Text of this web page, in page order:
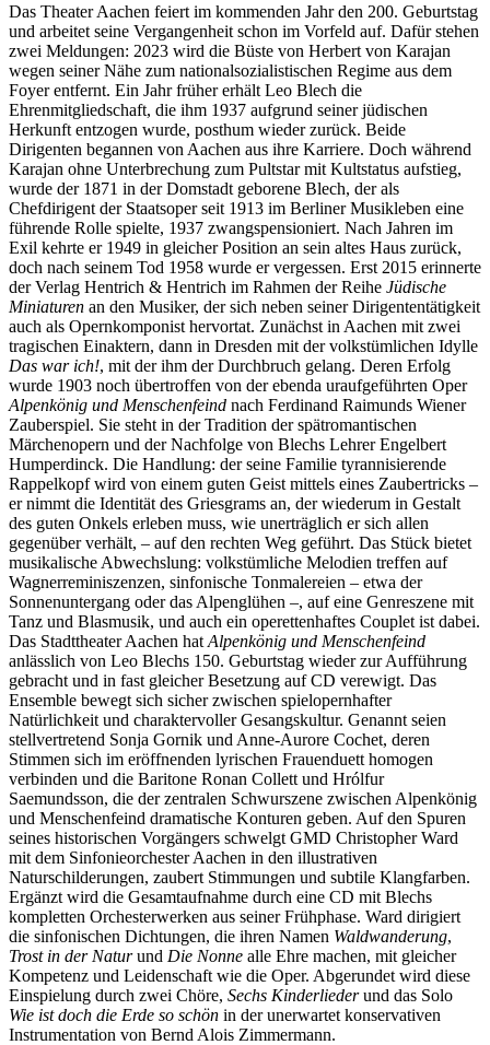
Das Theater Aachen feiert im kommenden Jahr den 200. Geburtstag
und arbeitet seine Vergangenheit schon im Vorfeld auf. Dafür stehen
zwei Meldungen: 2023 wird die Büste von Herbert von Karajan
wegen seiner Nähe zum nationalsozialistischen Regime aus dem
Foyer entfernt. Ein Jahr früher erhält Leo Blech die
Ehrenmitgliedschaft, die ihm 1937 aufgrund seiner jüdischen
Herkunft entzogen wurde, posthum wieder zurück. Beide
Dirigenten begannen von Aachen aus ihre Karriere. Doch während
Karajan ohne Unterbrechung zum Pultstar mit Kultstatus aufstieg,
wurde der 1871 in der Domstadt geborene Blech, der als
Chefdirigent der Staatsoper seit 1913 im Berliner Musikleben eine
führende Rolle spielte, 1937 zwangspensioniert. Nach Jahren im
Exil kehrte er 1949 in gleicher Position an sein altes Haus zurück,
doch nach seinem Tod 1958 wurde er vergessen. Erst 2015 erinnerte
der Verlag Hentrich & Hentrich im Rahmen der Reihe Jüdische
Miniaturen an den Musiker, der sich neben seiner Dirigententätigkeit
auch als Opernkomponist hervortat. Zunächst in Aachen mit zwei
tragischen Einaktern, dann in Dresden mit der volkstümlichen Idylle
Das war ich!, mit der ihm der Durchbruch gelang. Deren Erfolg
wurde 1903 noch übertroffen von der ebenda uraufgeführten Oper
Alpenkönig und Menschenfeind nach Ferdinand Raimunds Wiener
Zauberspiel. Sie steht in der Tradition der spätromantischen
Märchenopern und der Nachfolge von Blechs Lehrer Engelbert
Humperdinck. Die Handlung: der seine Familie tyrannisierende
Rappelkopf wird von einem guten Geist mittels eines Zaubertricks –
er nimmt die Identität des Griesgrams an, der wiederum in Gestalt
des guten Onkels erleben muss, wie unerträglich er sich allen
gegenüber verhält, – auf den rechten Weg geführt. Das Stück bietet
musikalische Abwechslung: volkstümliche Melodien treffen auf
Wagnerreminiszenzen, sinfonische Tonmalereien – etwa der
Sonnenuntergang oder das Alpenglühen –, auf eine Genreszene mit
Tanz und Blasmusik, und auch ein operettenhaftes Couplet ist dabei.
Das Stadttheater Aachen hat Alpenkönig und Menschenfeind
anlässlich von Leo Blechs 150. Geburtstag wieder zur Aufführung
gebracht und in fast gleicher Besetzung auf CD verewigt. Das
Ensemble bewegt sich sicher zwischen spielopernhafter
Natürlichkeit und charaktervoller Gesangskultur. Genannt seien
stellvertretend Sonja Gornik und Anne-Aurore Cochet, deren
Stimmen sich im eröffnenden lyrischen Frauenduett homogen
verbinden und die Baritone Ronan Collett und Hrólfur
Saemundsson, die der zentralen Schwurszene zwischen Alpenkönig
und Menschenfeind dramatische Konturen geben. Auf den Spuren
seines historischen Vorgängers schwelgt GMD Christopher Ward
mit dem Sinfonieorchester Aachen in den illustrativen
Naturschilderungen, zaubert Stimmungen und subtile Klangfarben.
Ergänzt wird die Gesamtaufnahme durch eine CD mit Blechs
kompletten Orchesterwerken aus seiner Frühphase. Ward dirigiert
die sinfonischen Dichtungen, die ihren Namen Waldwanderung,
Trost in der Naturund Die Nonne alle Ehre machen, mit gleicher
Kompetenz und Leidenschaft wie die Oper. Abgerundet wird diese
Einspielung durch zwei Chöre, Sechs Kinderliederund das Solo
Wie ist doch die Erde so schön in der unerwartet konservativen
Instrumentation von Bernd Alois Zimmermann.